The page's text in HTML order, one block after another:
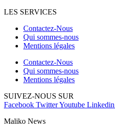
LES SERVICES
Contactez-Nous
Qui sommes-nous
Mentions légales
Contactez-Nous
Qui sommes-nous
Mentions légales
SUIVEZ-NOUS SUR
Facebook TwitterYoutube Linkedin
Maliko News